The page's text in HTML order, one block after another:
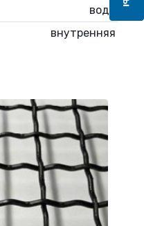
вода
внутренняя